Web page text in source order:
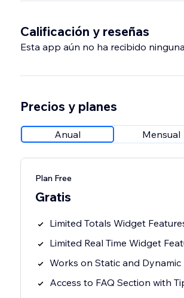
Calificación y reseñas
Esta app aún no ha recibido
Precios y planes
Anual Mensual
Plan Free
Gratis
Limited Totals Widget
Limited Real Time Widget
Works on Static and Dynamic
Access to FAQ Section with